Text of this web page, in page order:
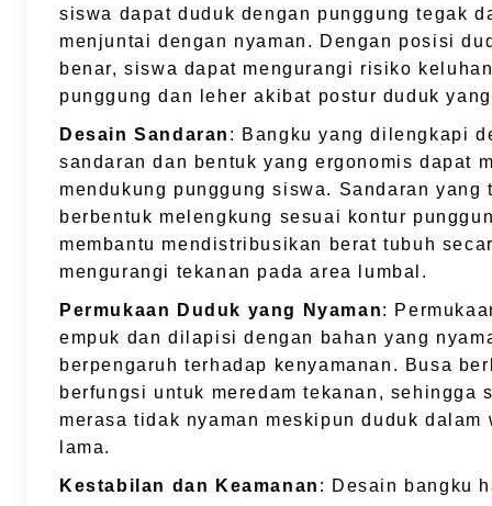
siswa dapat duduk dengan punggung tegak
menjuntai dengan nyaman. Dengan posisi
benar, siswa dapat mengurangi risiko
punggung dan leher akibat postur duduk
Desain Sandaran : Bangku yang dilengkapi
sandaran dan bentuk yang ergonomis dapat
mendukung punggung siswa. Sandaran yang
berbentuk melengkung sesuai kontur
membantu mendistribusikan berat tubuh
mengurangi tekanan pada area lumbal.
Permukaan Duduk yang Nyaman:
empuk dan dilapisi dengan bahan yang
berpengaruh terhadap kenyamanan. Busa
berfungsi untuk meredam tekanan, sehingga
merasa tidak nyaman meskipun duduk dalam
lama.
Kestabilan dan Keamanan : Desain bangku